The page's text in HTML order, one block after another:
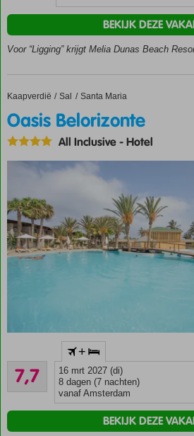
zandstrand
met
spectaculaire
kamers
suites
Genieten
Inclusive
Voor “Ligging” krijgt Melia Dunas Beach
BEKIJK DEZE
Home
Kaapverdië Sal Santa Maria
Oasis Belorizonte
Oasis Belorizonte
All Inclusive-Hotel
prachtige
zandstrand
loopafstand
7,7
Goed
3
beoordelingen
+
16 mrt 2027 (di)
8 dagen (7 nachten)
vanaf Amsterdam
BEKIJK DEZE